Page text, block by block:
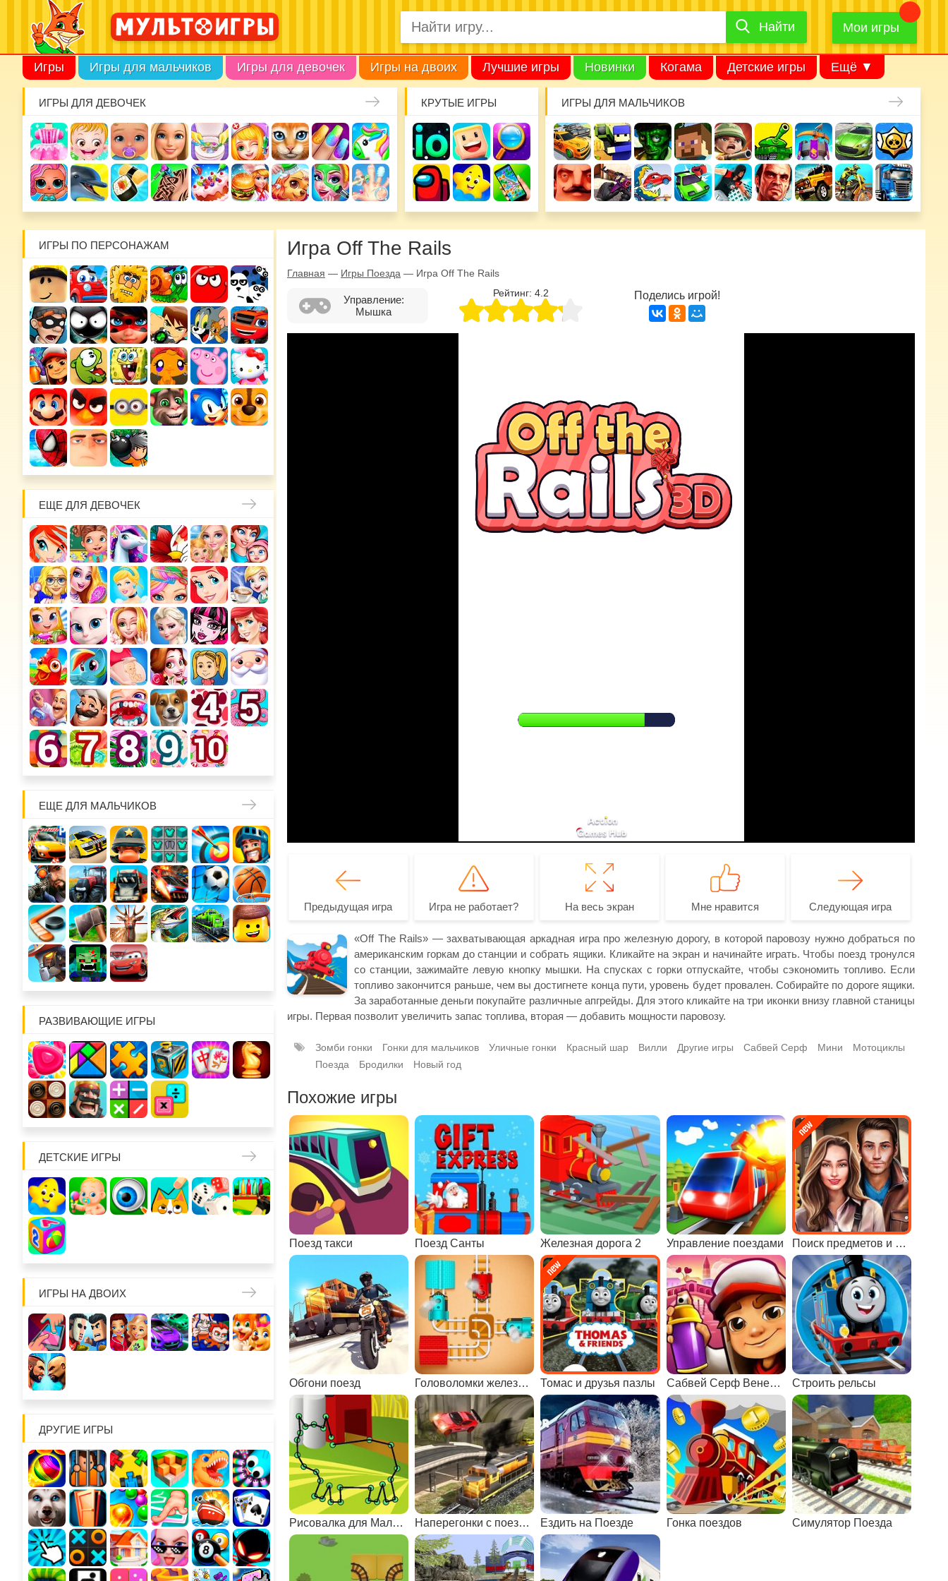
Найти
Найти Мои игры
Игры Игры для мальчиков Игры для девочек Игры на двоих Лучшие игры Новинки Когама Детские игры Ещё ▼
ИГРЫ ДЛЯ ДЕВОЧЕК КРУТЫЕ ИГРЫ ИГРЫ ДЛЯ МАЛЬЧИКОВ
ИГРЫ ПО ПЕРСОНАЖАМ
ЕЩЕ ДЛЯ ДЕВОЧЕК
ЕЩЕ ДЛЯ МАЛЬЧИКОВ
РАЗВИВАЮЩИЕ ИГРЫ
ДЕТСКИЕ ИГРЫ
ИГРЫ НА ДВОИХ
ДРУГИЕ ИГРЫ
Игра Off The Rails
Главная — Игры Поезда — Игра Off The Rails
Управление:
Мышка
Рейтинг: 4.2 Поделись игрой!
Предыдущая игра Игра не работает? На весь экран Мне нравится Следующая игра
«Off The Rails» — захватывающая аркадная игра про железную дорогу, в которой паровозу нужно добраться по
американским горкам до станции и собрать ящики. Кликайте на экран и начинайте играть. Чтобы поезд тронулся
со станции, зажимайте левую кнопку мышки. На спусках с горки отпускайте, чтобы сэкономить топливо. Если
топливо закончится раньше, чем вы достигнете конца пути, уровень будет провален. Собирайте по дороге ящики.
За заработанные деньги покупайте различные апгрейды. Для этого кликайте на три иконки внизу главной станицы
игры. Первая позволит увеличить запас топлива, вторая — добавить мощности паровозу.
Зомби гонки Гонки для мальчиков Уличные гонки Красный шар Вилли Другие игры Сабвей Серф Мини
Мотоциклы
Поезда
Бродилки Новый год
Похожие игры
Поезд такси Поезд Санты Железная дорога 2 Управление поездами Поиск предметов и отличий на вокзале
Обгони поезд Головоломки железной дороги Томас и друзья пазлы Сабвей Серф Венеция Строить рельсы
Рисовалка для Малышей Наперегонки с поездом Ездить на Поезде Гонка поездов Симулятор Поезда